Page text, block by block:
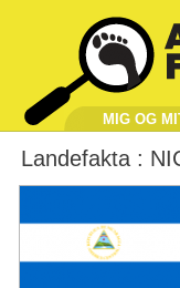
MIG OG
Landefakta :